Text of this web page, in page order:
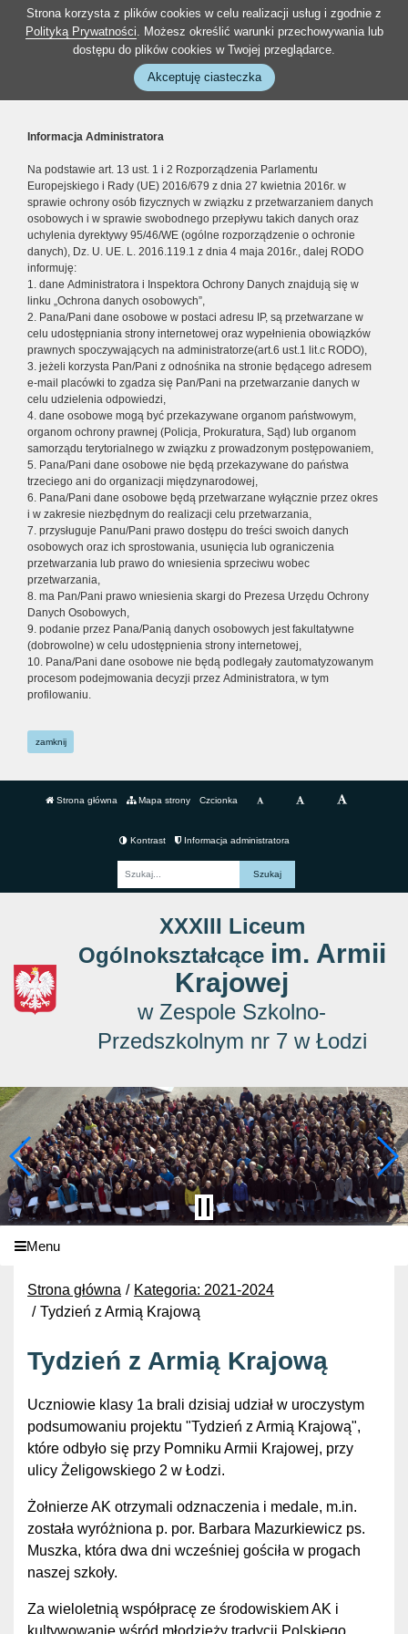
Strona korzysta z plików cookies w celu realizacji usług i zgodnie z
Polityką Prywatności. Możesz określić warunki przechowywania lub
dostępu do plików cookies w Twojej przeglądarce.
Akceptuję ciasteczka
Informacja Administratora
Na podstawie art. 13 ust. 1 i 2 Rozporządzenia Parlamentu
Europejskiego i Rady (UE) 2016/679 z dnia 27 kwietnia 2016r. w
sprawie ochrony osób fizycznych w związku z przetwarzaniem danych
osobowych i w sprawie swobodnego przepływu takich danych oraz
uchylenia dyrektywy 95/46/WE (ogólne rozporządzenie o ochronie
danych), Dz. U. UE. L. 2016.119.1 z dnia 4 maja 2016r., dalej RODO
informuję:
1. dane Administratora i Inspektora Ochrony Danych znajdują się w
linku „Ochrona danych osobowych”,
2. Pana/Pani dane osobowe w postaci adresu IP, są przetwarzane w
celu udostępniania strony internetowej oraz wypełnienia obowiązków
prawnych spoczywających na administratorze(art.6 ust.1 lit.c RODO),
3. jeżeli korzysta Pan/Pani z odnośnika na stronie będącego adresem
e-mail placówki to zgadza się Pan/Pani na przetwarzanie danych w
celu udzielenia odpowiedzi,
4. dane osobowe mogą być przekazywane organom państwowym,
organom ochrony prawnej (Policja, Prokuratura, Sąd) lub organom
samorządu terytorialnego w związku z prowadzonym postępowaniem,
5. Pana/Pani dane osobowe nie będą przekazywane do państwa
trzeciego ani do organizacji międzynarodowej,
6. Pana/Pani dane osobowe będą przetwarzane wyłącznie przez okres
i w zakresie niezbędnym do realizacji celu przetwarzania,
7. przysługuje Panu/Pani prawo dostępu do treści swoich danych
osobowych oraz ich sprostowania, usunięcia lub ograniczenia
przetwarzania lub prawo do wniesienia sprzeciwu wobec
przetwarzania,
8. ma Pan/Pani prawo wniesienia skargi do Prezesa Urzędu Ochrony
Danych Osobowych,
9. podanie przez Pana/Panią danych osobowych jest fakultatywne
(dobrowolne) w celu udostępnienia strony internetowej,
10. Pana/Pani dane osobowe nie będą podlegały zautomatyzowanym
procesom podejmowania decyzji przez Administratora, w tym
profilowaniu.
zamknij
Strona główna Mapa strony Czcionka
Kontrast Informacja administratora
XXXIII Liceum
Ogólnokształcące im. Armii
Krajowej
w Zespole Szkolno-
Przedszkolnym nr 7 w Łodzi
Menu
Strona główna
Kategoria: 2021-2024
Tydzień z Armią Krajową
Tydzień z Armią Krajową
Uczniowie klasy 1a brali dzisiaj udział w uroczystym
podsumowaniu projektu "Tydzień z Armią Krajową",
które odbyło się przy Pomniku Armii Krajowej, przy
ulicy Żeligowskiego 2 w Łodzi.
Żołnierze AK otrzymali odznaczenia i medale, m.in.
została wyróżniona p. por. Barbara Mazurkiewicz ps.
Muszka, która dwa dni wcześniej gościła w progach
naszej szkoły.
Za wieloletnią współpracę ze środowiskiem AK i